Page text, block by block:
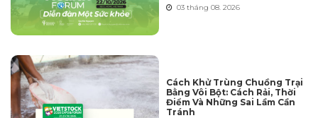
03 tháng 08. 2026
Cách Khử Trùng Chuồng Trại
Bằng Vôi Bột: Cách Rải, Thời
Điểm Và Những Sai Lầm Cần
Tránh